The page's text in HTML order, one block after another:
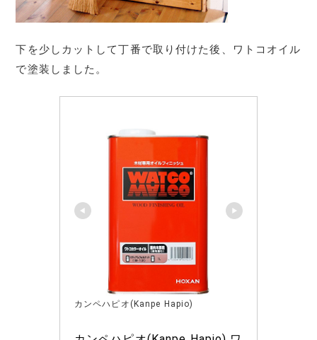
下を少しカットして丁番で取り付けた後、ワトコオイル
で塗装しました。
カンペハピオ(Kanpe Hapio)